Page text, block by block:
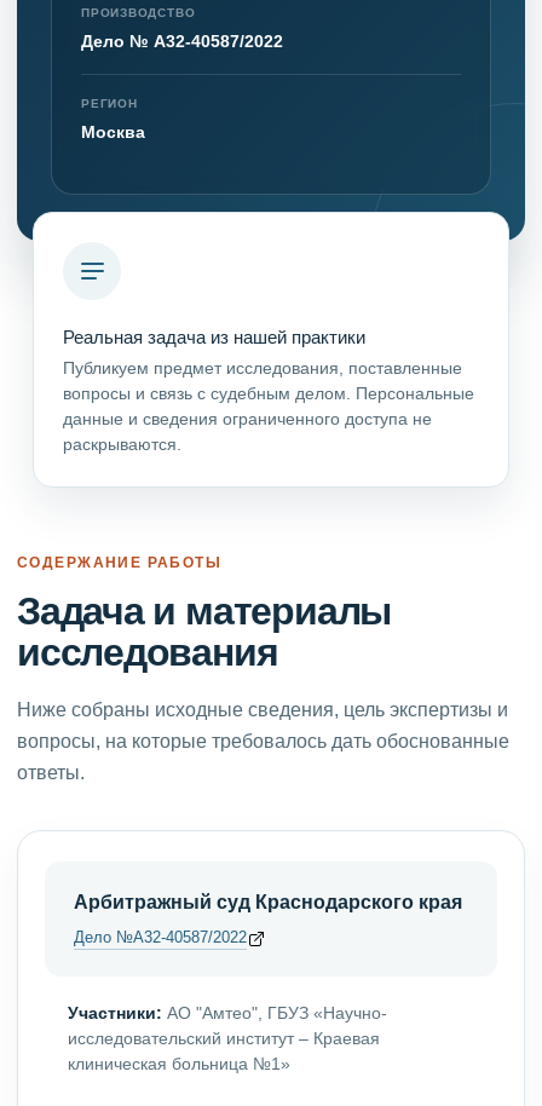
ПРОИЗВОДСТВО
Дело № А32-40587/2022
РЕГИОН
Москва
Реальная задача из нашей практики
Публикуем предмет исследования, поставленные
вопросы и связь с судебным делом. Персональные
данные и сведения ограниченного доступа не
раскрываются.
СОДЕРЖАНИЕ РАБОТЫ
Задача и материалы
исследования
Ниже собраны исходные сведения, цель экспертизы и
вопросы, на которые требовалось дать обоснованные
ответы.
Арбитражный суд Краснодарского края
Дело №А32-40587/2022
Участники: АО "Амтео", ГБУЗ «Научно-
исследовательский институт – Краевая
клиническая больница №1»